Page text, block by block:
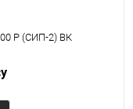
Р (СИП-2) ВК